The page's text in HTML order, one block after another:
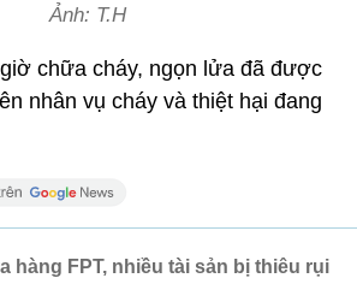
Ảnh: T.H
chữa cháy, ngọn lửa đã được
nhân vụ cháy và thiệt hại đang
hàng FPT, nhiều tài sản bị thiêu rụi